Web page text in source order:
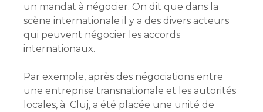
un mandat à négocier. On dit que dans la
scène internationale il y a des divers acteurs
qui peuvent négocier les accords
internationaux.
Par exemple, après des négociations entre
une entreprise transnationale et les autorités
locales, à Cluj, a été placée une unité de